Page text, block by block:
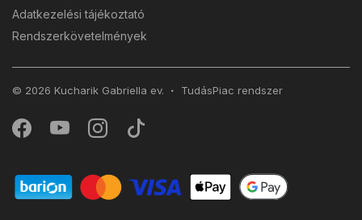
Adatkezelési tájékoztató
Rendszerkövetelmények
© 2026 Kucharik Gabriella ev. TudásPiac rendszer